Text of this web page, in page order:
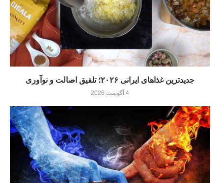
جدیدترین غذاهای ایرانی ۲۰۲۶؛ تلفیق اصالت و نوآوری
4 آگوست 2026